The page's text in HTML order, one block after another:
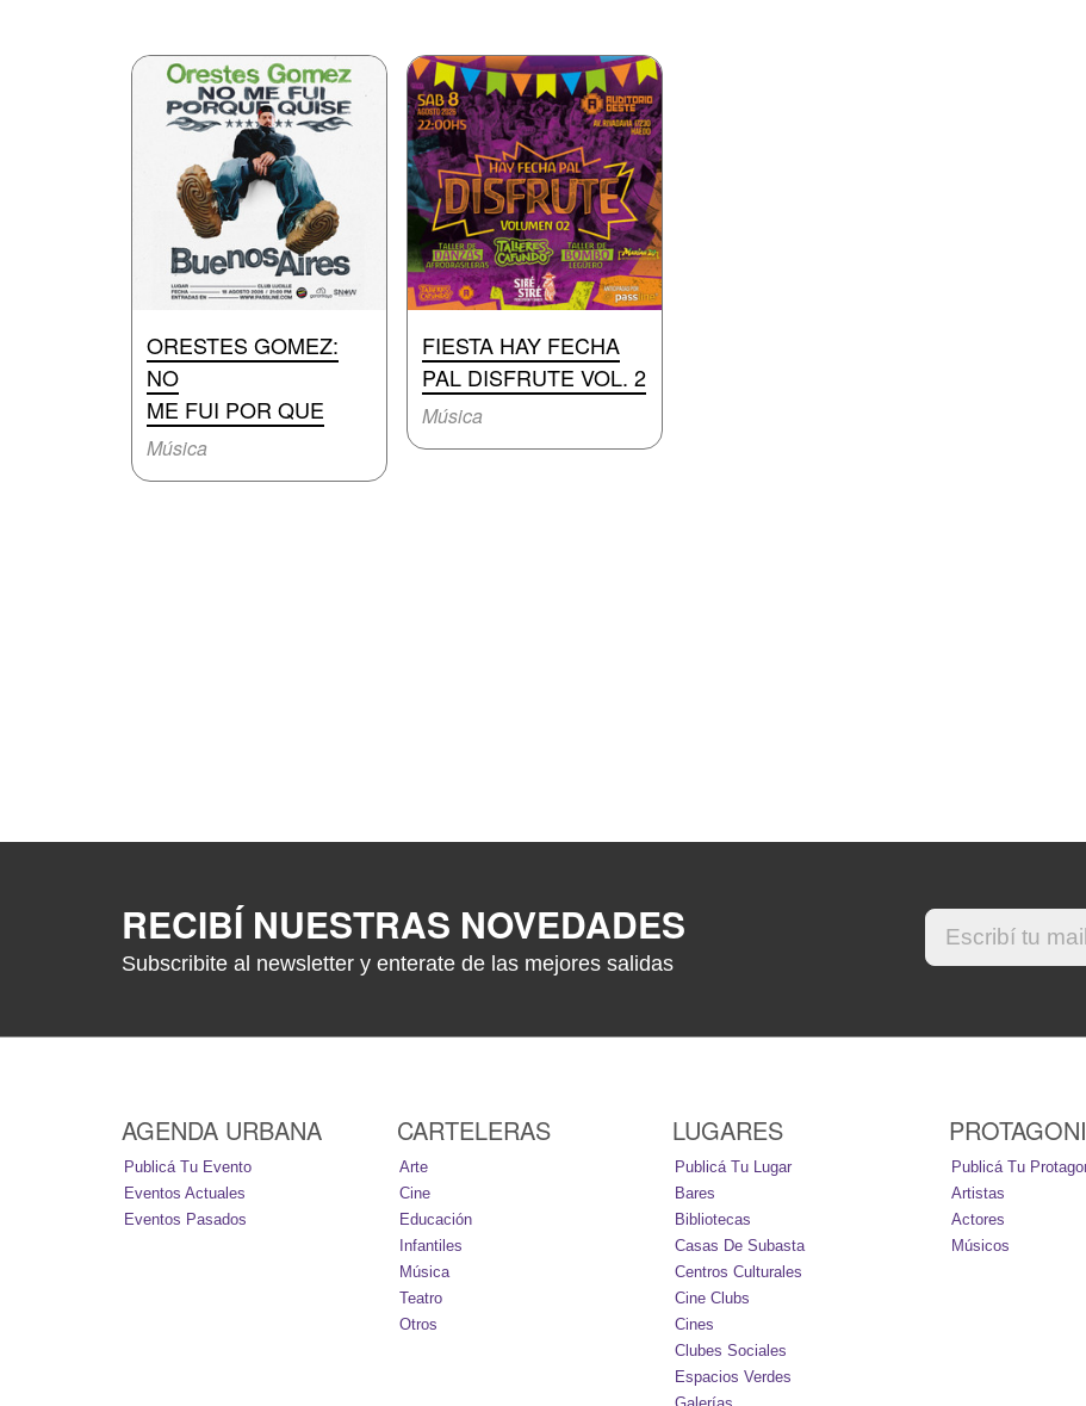
ORESTES GOMEZ:
NO
ME FUI POR QUE
Música
FIESTA HAY FECHA
PAL DISFRUTE VOL. 2
Música
RECIBÍ NUESTRAS NOVEDADES
Subscribite al newsletter y enterate de las mejores salidas
AGENDA URBANA
Publicá Tu Evento
Eventos Actuales
Eventos Pasados
CARTELERAS
Arte
Cine
Educación
Infantiles
Música
Teatro
Otros
LUGARES
Publicá Tu Lugar
Bares
Bibliotecas
Casas De Subasta
Centros Culturales
Cine Clubs
Cines
Clubes Sociales
Espacios Verdes
Publicá Tu
Artistas
Actores
Músicos